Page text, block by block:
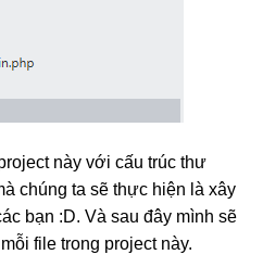
này với cấu trúc thư
chúng ta sẽ thực hiện là xây
bạn :D. Và sau đây mình sẽ
file trong project này.